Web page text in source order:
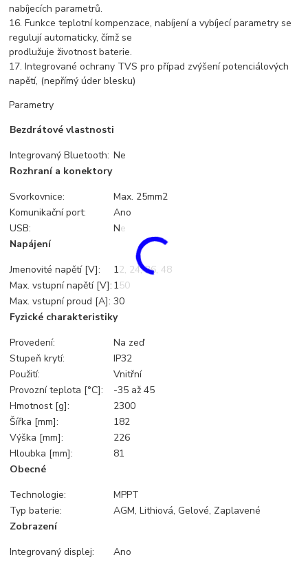
nabíjecích parametrů.
16. Funkce teplotní kompenzace, nabíjení a vybíjecí parametry se
regulují automaticky, čímž se
prodlužuje životnost baterie.
17. Integrované ochrany TVS pro případ zvýšení potenciálových
napětí, (nepřímý úder blesku)
Parametry
Bezdrátové vlastnosti
Integrovaný Bluetooth: Ne
Rozhraní a konektory
Svorkovnice:
Max. 25mm2
Komunikační port:
Ano
USB:
Ne
Napájení
Jmenovité napětí [V]:
12, 24, 36, 48
Max. vstupní napětí [V]: 150
Max. vstupní proud [A]: 30
Fyzické charakteristiky
Provedení:
Na zeď
Stupeň krytí:
IP32
Použití:
Vnitřní
Provozní teplota [°C]:
-35 až 45
Hmotnost [g]:
2300
Šířka [mm]:
182
Výška [mm]:
226
Hloubka [mm]:
81
Obecné
Technologie:
MPPT
Typ baterie:
AGM, Lithiová, Gelové, Zaplavené
Zobrazení
Integrovaný displej:
Ano